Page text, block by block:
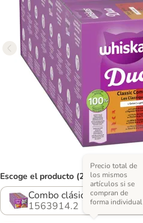
Escoge el producto (2 opciones)
Combo clásico en gelatina
1563914.2
Precio total de
los mismos
artículos si se
compran de
forma individual